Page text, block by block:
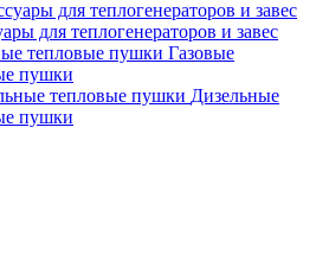
для теплогенераторов и завес
Газовые
пушки
Дизельные
пушки